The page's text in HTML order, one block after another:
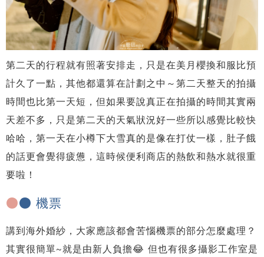
第二天的行程就有照著安排走，只是在美月櫻換和服比預
計久了一點，其他都還算在計劃之中～第二天整天的拍攝
時間也比第一天短，但如果要說真正在拍攝的時間其實兩
天差不多，只是第二天的天氣狀況好一些所以感覺比較快
哈哈，第一天在小樽下大雪真的是像在打仗一樣，肚子餓
的話更會覺得疲憊，這時候便利商店的熱飲和熱水就很重
要啦！
●● 機票
講到海外婚紗，大家應該都會苦惱機票的部分怎麼處理？
其實很簡單~就是由新人負擔😂 但也有很多攝影工作室是